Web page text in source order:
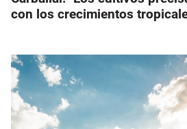
con los crecimientos